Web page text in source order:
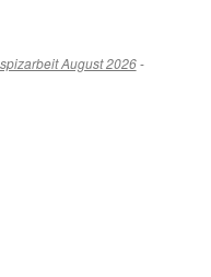
August 2026-